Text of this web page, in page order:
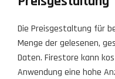
Die Preisgestaltung für
Menge der gelesenen,
Daten. Firestore kann
Anwendung eine hohe